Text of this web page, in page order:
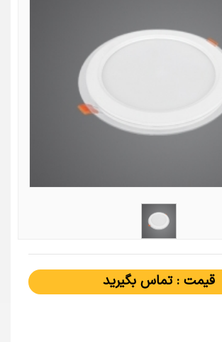
قیمت : تماس بگیرید